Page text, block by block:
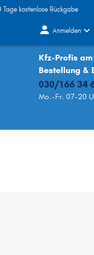
Tage kostenlose Rückgabe
Anmelden
Kfz-Profis
Bestellung &
030/166 34
Mo.-Fr. 07-20